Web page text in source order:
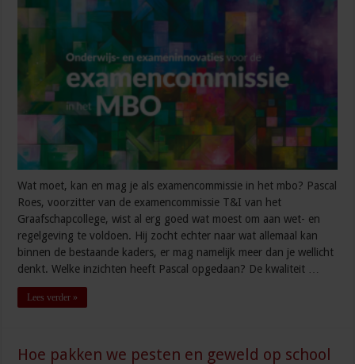
Wat moet, kan en mag je als examencommissie in het mbo? Pascal
Roes, voorzitter van de examencommissie T&I van het
Graafschapcollege, wist al erg goed wat moest om aan wet- en
regelgeving te voldoen. Hij zocht echter naar wat allemaal kan
binnen de bestaande kaders, er mag namelijk meer dan je wellicht
denkt. Welke inzichten heeft Pascal opgedaan? De kwaliteit …
Lees verder »
Hoe pakken we pesten en geweld op school